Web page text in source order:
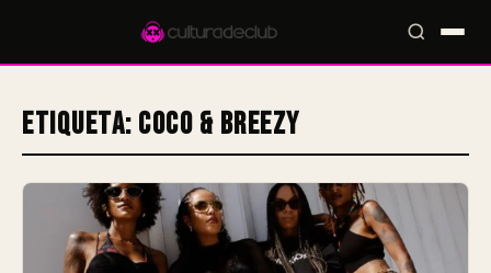
Accesos rápidos: 🎪 Eventos🎤 Artistas📍 Locales📰 Magazine
Etiqueta: Coco & Breezy